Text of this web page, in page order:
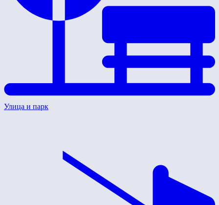
Улица и парк